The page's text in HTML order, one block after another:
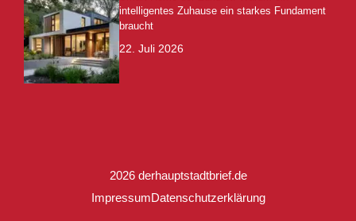
intelligentes Zuhause ein starkes Fundament
braucht
22. Juli 2026
2026 derhauptstadtbrief.de
ImpressumDatenschutzerklärung